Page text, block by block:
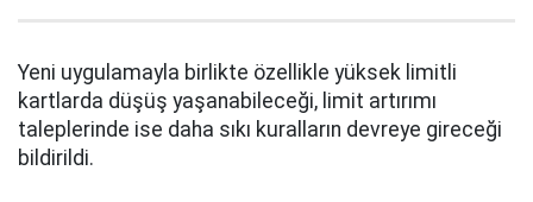
Yeni uygulamayla birlikte özellikle yüksek limitli
kartlarda düşüş yaşanabileceği, limit artırımı
taleplerinde ise daha sıkı kuralların devreye gireceği
bildirildi.